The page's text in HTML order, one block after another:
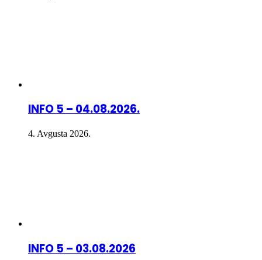
INFO 5 – 04.08.2026.
4. Avgusta 2026.
INFO 5 – 03.08.2026